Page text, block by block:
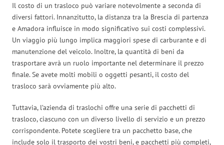
Il costo di un trasloco può variare notevolmente a seconda di
diversi fattori. Innanzitutto, la distanza tra la Brescia di partenza
e Amadora influisce in modo significativo sui costi complessivi.
Un viaggio più lungo implica maggiori spese di carburante e di
manutenzione del veicolo. Inoltre, la quantità di beni da
trasportare avrà un ruolo importante nel determinare il prezzo
finale. Se avete molti mobili o oggetti pesanti, il costo del
trasloco sarà ovviamente più alto.
Tuttavia, l’azienda di traslochi offre una serie di pacchetti di
trasloco, ciascuno con un diverso livello di servizio e un prezzo
corrispondente. Potete scegliere tra un pacchetto base, che
include solo il trasporto dei vostri beni, e pacchetti più completi,